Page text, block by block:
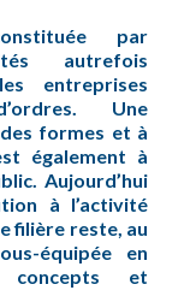
par
autrefois
entreprises
Une
formes et à
également à
Aujourd’hui
à l’activité
filière reste, au
équipée en
concepts et